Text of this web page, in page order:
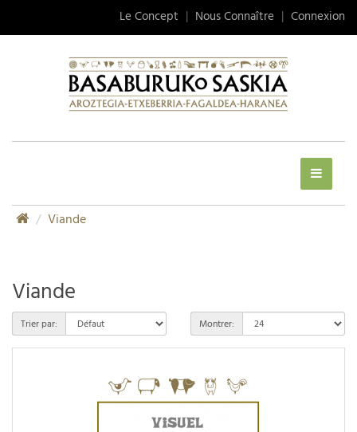
Le Concept Nous Connaître Connexion
Viande
Viande
Trier par: Montrer: